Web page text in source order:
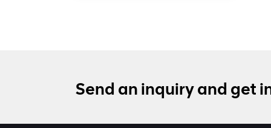
Send an inquiry and get